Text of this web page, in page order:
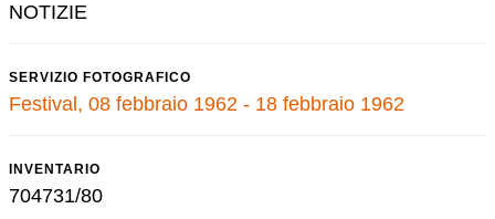
NOTIZIE
SERVIZIO FOTOGRAFICO
Festival, 08 febbraio 1962 - 18 febbraio 1962
INVENTARIO
704731/80